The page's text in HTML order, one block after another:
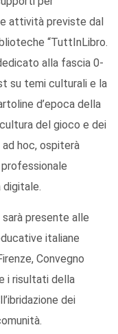
attività previste dal
“TuttInLibro.
alla fascia 0-
su temi culturali e la
d’epoca della
del gioco e dei
hoc, ospiterà
digitale.
presente alle
italiane
Convegno
i risultati della
dei